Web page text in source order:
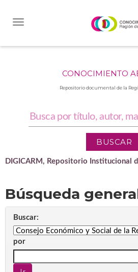
CONOCIMIENTO
Repositorio documental de la
DIGICARM, Repositorio Institucional
Búsqueda
Buscar:
por